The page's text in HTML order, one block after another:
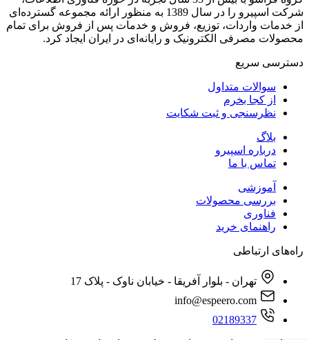
شرکت اسپیرو را در سال 1389 به منظور ارائه مجموعه گسترده‌ای
از خدمات واردات، توزیع، فروش و خدمات پس از فروش برای تمام
محصولات مصرفی الکترونیک و رایانه‌ای در ایران ایجاد کرد.
دسترسی‌ سریع
سوالات متداول
از کجا بخرم
نظرسنجی و ثبت شکایت
بلاگ
درباره اسپیرو
تماس با ما
آموزشی
بررسی محصولات
فناوری
راهنمای خرید
راه‌های ارتباطی
تهران - بلوار آفریقا - خیابان ناوک - پلاک 17
02189337